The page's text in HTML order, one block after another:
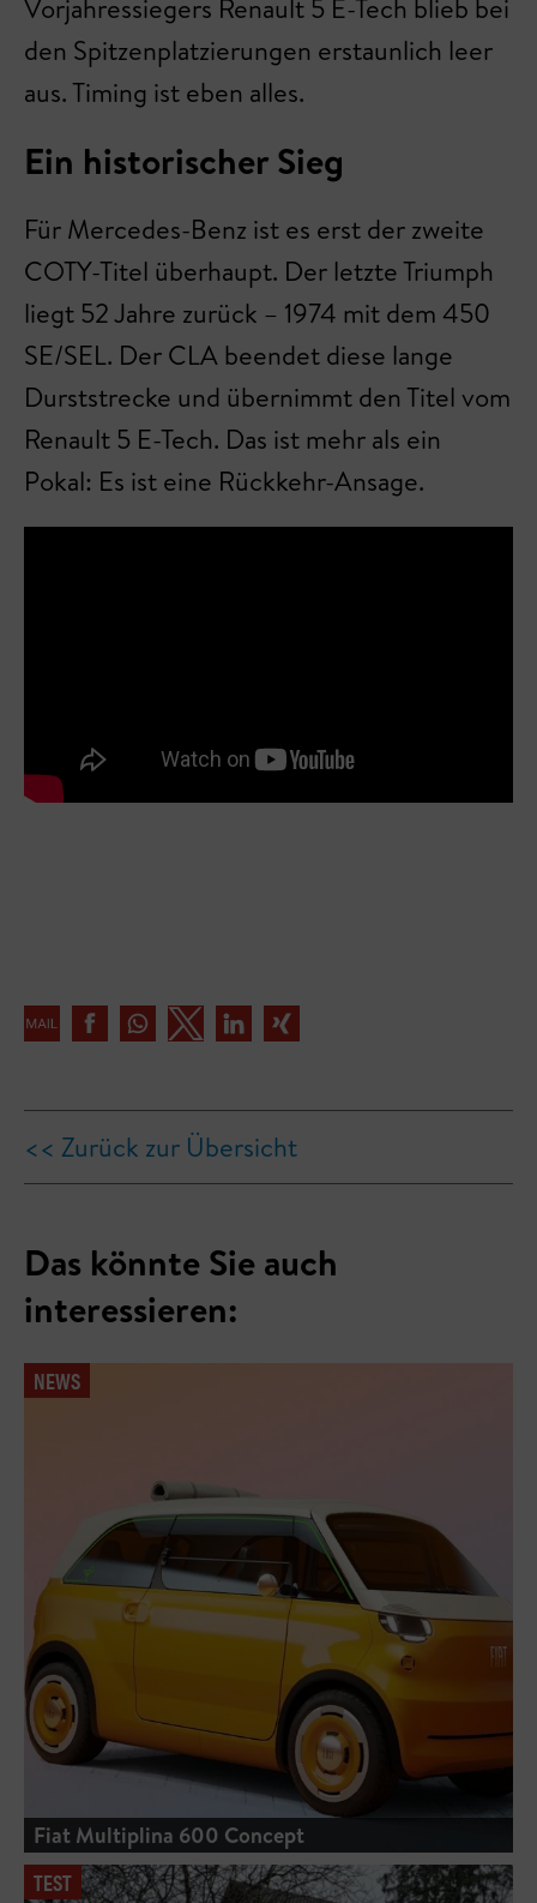
Vorjahressiegers Renault 5 E-Tech blieb bei
den Spitzenplatzierungen erstaunlich leer
aus. Timing ist eben alles.
Ein historischer Sieg
Für Mercedes-Benz ist es erst der zweite
COTY-Titel überhaupt. Der letzte Triumph
liegt 52 Jahre zurück – 1974 mit dem 450
SE/SEL. Der CLA beendet diese lange
Durststrecke und übernimmt den Titel vom
Renault 5 E-Tech. Das ist mehr als ein
Pokal: Es ist eine Rückkehr-Ansage.
<< Zurück zur Übersicht
Das könnte Sie auch
interessieren:
NEWS
Fiat Multiplina 600 Concept
TEST